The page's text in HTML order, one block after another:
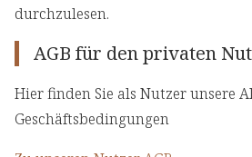
durchzulesen.
AGB für den privaten
Hier finden Sie als Nutzer unsere
Geschäftsbedingungen